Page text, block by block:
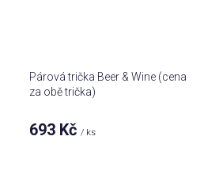
Párová trička Beer & Wine (cena
za obě trička)
Průměrné
hodnocení
693 Kč/ ks